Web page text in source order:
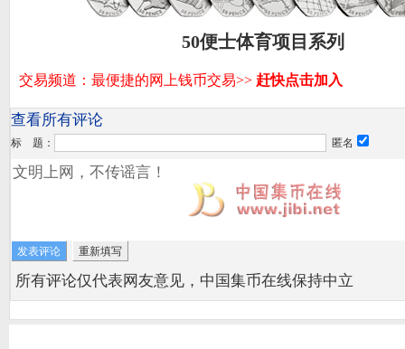
50便士体育项目系列
查看所有评论
标 题： 匿名
所有评论仅代表网友意见，中国集币在线保持中立